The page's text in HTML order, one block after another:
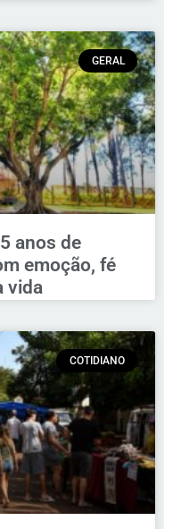
GERAL
anos de
emoção, fé
vida
COTIDIANO